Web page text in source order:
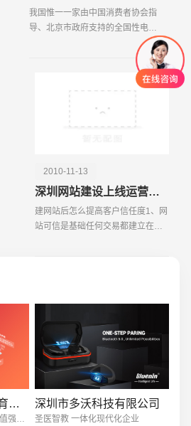
我国惟一一家由中国消费者协会指
导、北京市政府支持的全国性电子
商务交易第三方权威性保障网站
——中国315电子商务诚信平台昨天
正式上线运营，该平台将成为消费
2010-11-13
深圳网站建设上线运营后要提高客户信任度
建网站后怎么提高客户信任度1、网
站可信是基础任何交易都建立在信
深圳市卓越经理人教育科技有限公司
专注人才智慧培养 创造高价值强体验
深圳市多沃科技有限公司
圣医智教 一体化现代化企业
· 标准企业官网建设 · 外贸网
平台开发 · 微信小程序开发 · 年度